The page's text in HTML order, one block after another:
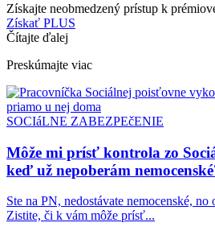
Získajte neobmedzený prístup k
Získať PLUS
Čítajte ďalej
Preskúmajte viac
SOCIáLNE ZABEZPEčENIE
Môže mi prísť kontrola zo
keď už nepoberám
Ste na PN, nedostávate nemocenské, no
Zistite, či k vám môže prísť...